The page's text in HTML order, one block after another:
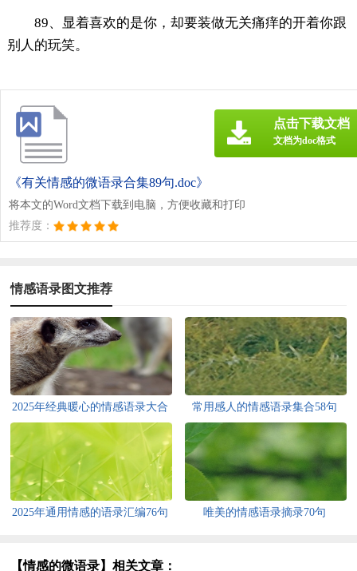
89、显着喜欢的是你，却要装做无关痛痒的开着你跟
别人的玩笑。
《有关情感的微语录合集89句.doc》
将本文的Word文档下载到电脑，方便收藏和打印
推荐度：
点击下载文档
文档为doc格式
情感语录图文推荐
2025年经典暖心的情感语录大合
集80句
常用感人的情感语录集合58句
2025年通用情感的语录汇编76句 唯美的情感语录摘录70句
【情感的微语录】相关文章：